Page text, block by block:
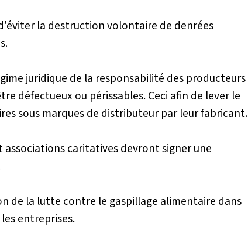
la destruction volontaire de denrées
juridique de la responsabilité des producteurs
défectueux ou périssables. Ceci afin de lever le
sous marques de distributeur par leur fabricant.
caritatives devront signer une
de la lutte contre le gaspillage alimentaire dans
entreprises.